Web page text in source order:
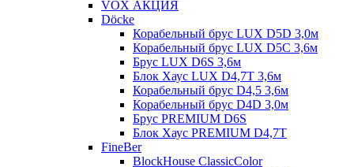
VOX АКЦИЯ
Döcke
Корабельный брус LUX D5D 3,0м
Корабельный брус LUX D5C 3,6м
Брус LUX D6S 3,6м
Блок Хаус LUX D4,7T 3,6м
Корабельный брус D4,5 3,6м
Корабельный брус D4D 3,0м
Брус PREMIUM D6S
Блок Хаус PREMIUM D4,7T
FineBer
BlockHouse ClassicColor